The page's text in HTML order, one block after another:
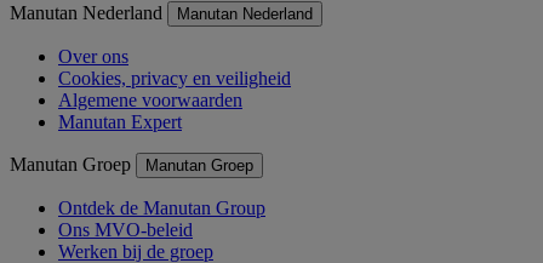
Manutan Nederland Manutan Nederland
Over ons
Cookies, privacy en veiligheid
Algemene voorwaarden
Manutan Expert
Manutan Groep Manutan Groep
Ontdek de Manutan Group
Ons MVO-beleid
Werken bij de groep